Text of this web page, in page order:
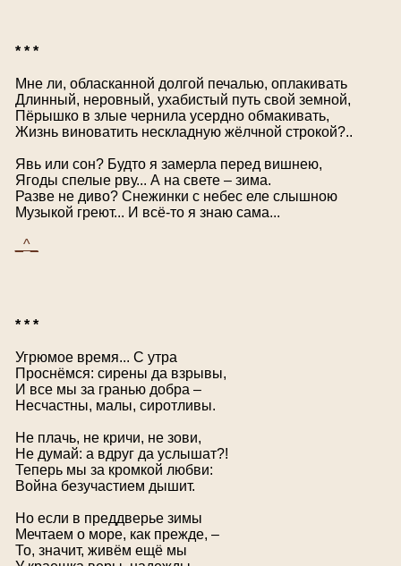
* * *
Мне ли, обласканной долгой печалью, оплакивать
Длинный, неровный, ухабистый путь свой земной,
Пёрышко в злые чернила усердно обмакивать,
Жизнь виноватить нескладную жёлчной строкой?..
Явь или сон? Будто я замерла перед вишнею,
Ягоды спелые рву... А на свете – зима.
Разве не диво? Снежинки с небес еле слышною
Музыкой греют... И всё-то я знаю сама...
_^_
* * *
Угрюмое время... С утра
Проснёмся: сирены да взрывы,
И все мы за гранью добра –
Несчастны, малы, сиротливы.
Не плачь, не кричи, не зови,
Не думай: а вдруг да услышат?!
Теперь мы за кромкой любви:
Война безучастием дышит.
Но если в преддверье зимы
Мечтаем о море, как прежде, –
То, значит, живём ещё мы